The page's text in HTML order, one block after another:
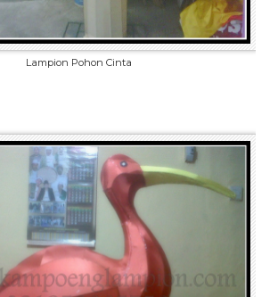
Lampion Pohon Cinta